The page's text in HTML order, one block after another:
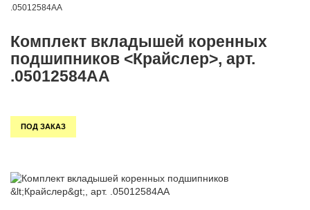
Контакты
Доставка
Гарантии
Автомобили
.05012584АА
Комплект вкладышей коренных
подшипников <Крайслер>, арт.
.05012584АА
ПОД ЗАКАЗ